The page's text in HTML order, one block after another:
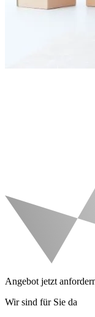
Angebot jetzt
Wir sind für Sie da